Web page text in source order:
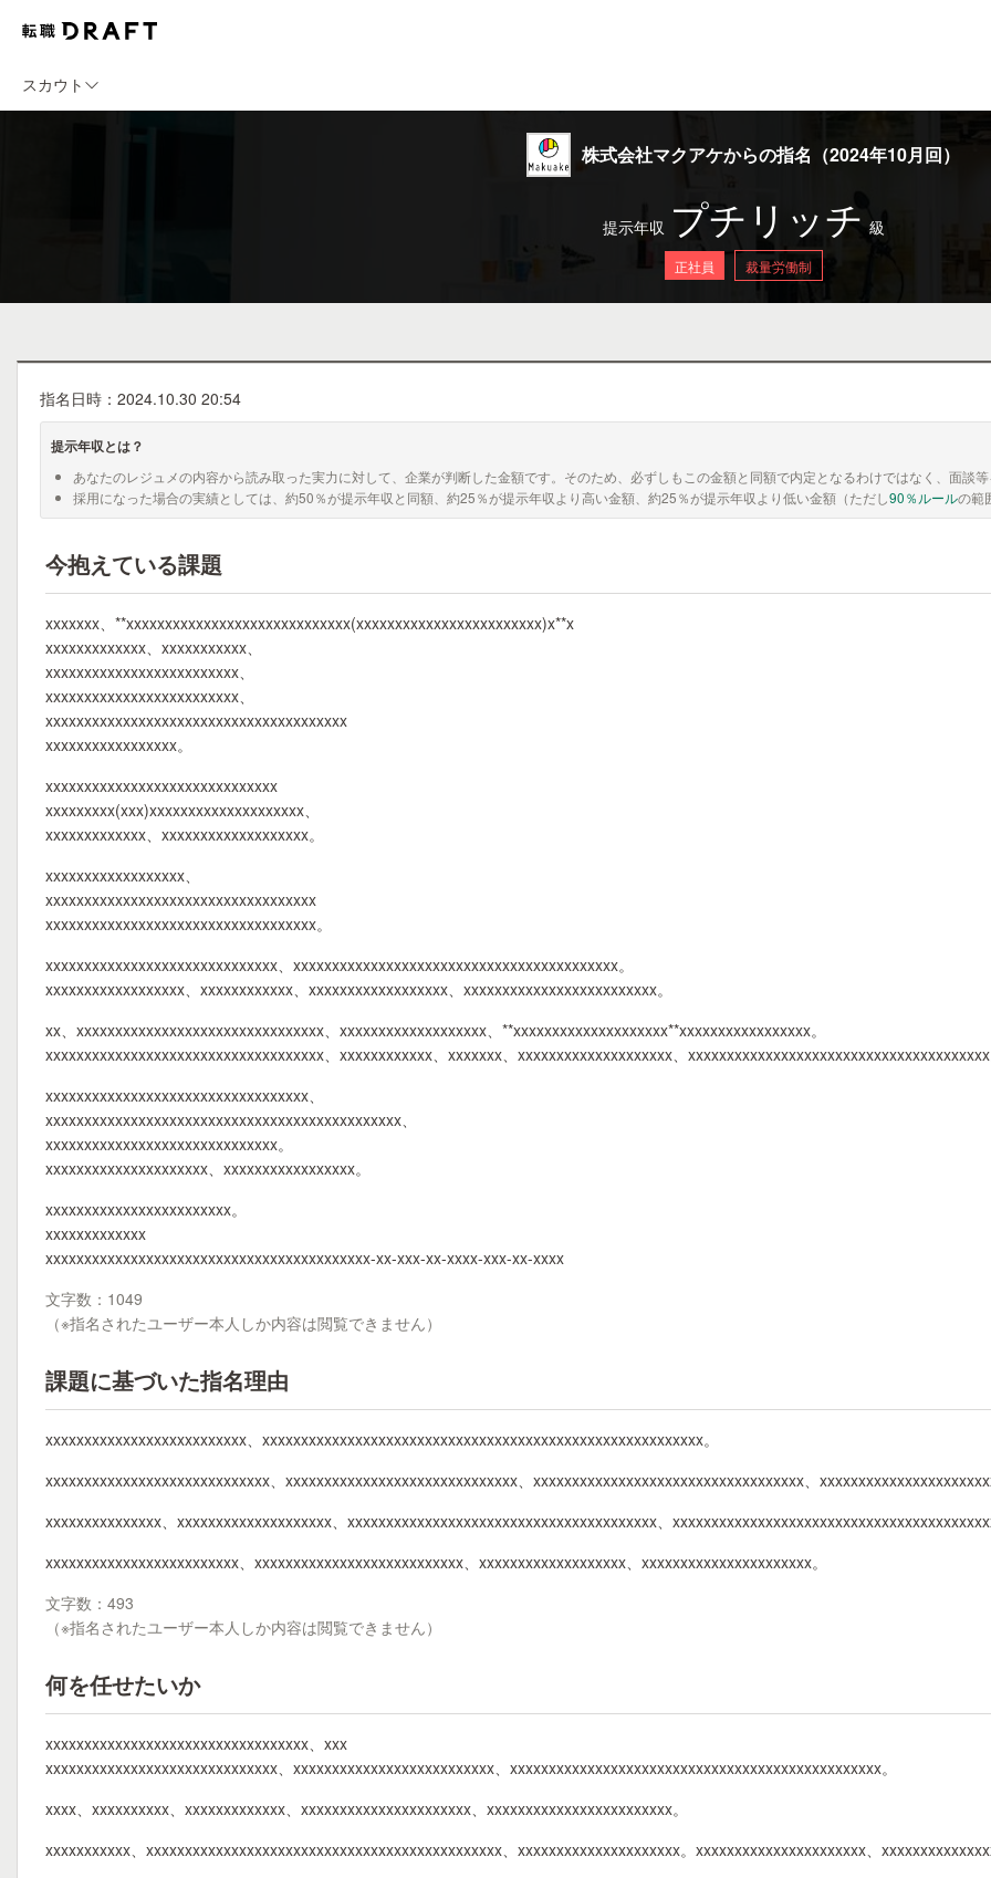
スカウト
株式会社マクアケからの指名（2024年10月回）
提示年収 プチリッチ 級
正社員 裁量労働制
指名日時：2024.10.30 20:54
提示年収とは？
あなたのレジュメの内容から読み取った実力に対して、企業が判断した金額です。そのため、必ずしもこの金額と同額で内定となるわけではなく、面談等
採用になった場合の実績としては、約50％が提示年収と同額、約25％が提示年収より高い金額、約25％が提示年収より低い金額（ただし90％ルールの範
今抱えている課題
xxxxxxx、**xxxxxxxxxxxxxxxxxxxxxxxxxxxxx(xxxxxxxxxxxxxxxxxxxxxxxx)x**x
xxxxxxxxxxxxx、xxxxxxxxxxx、
xxxxxxxxxxxxxxxxxxxxxxxxx、
xxxxxxxxxxxxxxxxxxxxxxxxx、
xxxxxxxxxxxxxxxxxxxxxxxxxxxxxxxxxxxxxxx
xxxxxxxxxxxxxxxxx。
xxxxxxxxxxxxxxxxxxxxxxxxxxxxxx
xxxxxxxxx(xxx)xxxxxxxxxxxxxxxxxxxx、
xxxxxxxxxxxxx、xxxxxxxxxxxxxxxxxxx。
xxxxxxxxxxxxxxxxxx、
xxxxxxxxxxxxxxxxxxxxxxxxxxxxxxxxxxx
xxxxxxxxxxxxxxxxxxxxxxxxxxxxxxxxxxx。
xxxxxxxxxxxxxxxxxxxxxxxxxxxxxx、xxxxxxxxxxxxxxxxxxxxxxxxxxxxxxxxxxxxxxxxxx。
xxxxxxxxxxxxxxxxxx、xxxxxxxxxxxx、xxxxxxxxxxxxxxxxxx、xxxxxxxxxxxxxxxxxxxxxxxxx。
xx、xxxxxxxxxxxxxxxxxxxxxxxxxxxxxxxx、xxxxxxxxxxxxxxxxxxx、**xxxxxxxxxxxxxxxxxxxx**xxxxxxxxxxxxxxxxx。
xxxxxxxxxxxxxxxxxxxxxxxxxxxxxxxxxxxx、xxxxxxxxxxxx、xxxxxxx、xxxxxxxxxxxxxxxxxxxx、xxxxxxxxxxxxxxxxxxxxxxxxxxxxxxxxxxxxxxx
xxxxxxxxxxxxxxxxxxxxxxxxxxxxxxxxxx、
xxxxxxxxxxxxxxxxxxxxxxxxxxxxxxxxxxxxxxxxxxxxxx、
xxxxxxxxxxxxxxxxxxxxxxxxxxxxxx。
xxxxxxxxxxxxxxxxxxxxx、xxxxxxxxxxxxxxxxx。
xxxxxxxxxxxxxxxxxxxxxxxx。
xxxxxxxxxxxxx
xxxxxxxxxxxxxxxxxxxxxxxxxxxxxxxxxxxxxxxxxx-xx-xxx-xx-xxxx-xxx-xx-xxxx
文字数：1049
（※指名されたユーザー本人しか内容は閲覧できません）
課題に基づいた指名理由
xxxxxxxxxxxxxxxxxxxxxxxxxx、xxxxxxxxxxxxxxxxxxxxxxxxxxxxxxxxxxxxxxxxxxxxxxxxxxxxxxxxx。
xxxxxxxxxxxxxxxxxxxxxxxxxxxxx、xxxxxxxxxxxxxxxxxxxxxxxxxxxxxx、xxxxxxxxxxxxxxxxxxxxxxxxxxxxxxxxxxx、
xxxxxxxxxxxxxxx、xxxxxxxxxxxxxxxxxxxx、xxxxxxxxxxxxxxxxxxxxxxxxxxxxxxxxxxxxxxxx、
xxxxxxxxxxxxxxxxxxxxxxxxx、xxxxxxxxxxxxxxxxxxxxxxxxxxx、xxxxxxxxxxxxxxxxxxx、xxxxxxxxxxxxxxxxxxxxxx。
文字数：493
（※指名されたユーザー本人しか内容は閲覧できません）
何を任せたいか
xxxxxxxxxxxxxxxxxxxxxxxxxxxxxxxxxx、xxx
xxxxxxxxxxxxxxxxxxxxxxxxxxxxxx、xxxxxxxxxxxxxxxxxxxxxxxxxx、xxxxxxxxxxxxxxxxxxxxxxxxxxxxxxxxxxxxxxxxxxxxxxxx。
xxxx、xxxxxxxxxx、xxxxxxxxxxxxx、xxxxxxxxxxxxxxxxxxxxxx、xxxxxxxxxxxxxxxxxxxxxxxx。
xxxxxxxxxxx、xxxxxxxxxxxxxxxxxxxxxxxxxxxxxxxxxxxxxxxxxxxxxx、xxxxxxxxxxxxxxxxxxxxx。xxxxxxxxxxxxxxxxxxxxxx、